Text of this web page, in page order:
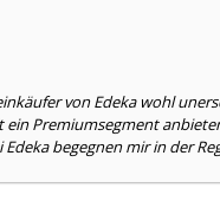
von Edeka wohl
ein Premiumsegment
begegnen mir in der